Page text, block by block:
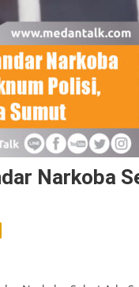
Narkoba